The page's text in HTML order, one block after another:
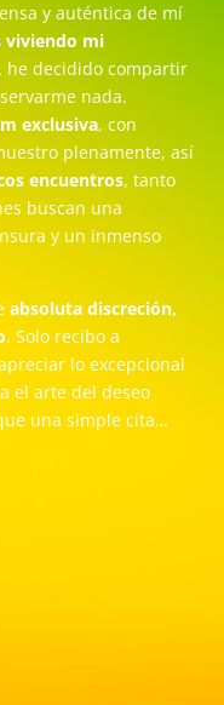
y auténtica de mí
viviendo mi
, he decidido compartir
nada.
exclusiva, con
plenamente, así
encuentros, tanto
buscan una
y un inmenso
absoluta discreción,
. Solo recibo a
lo excepcional
el arte del deseo
una simple cita…